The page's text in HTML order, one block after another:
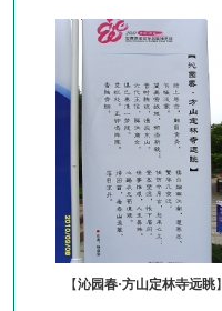
【沁园春·方山定林寺远眺】